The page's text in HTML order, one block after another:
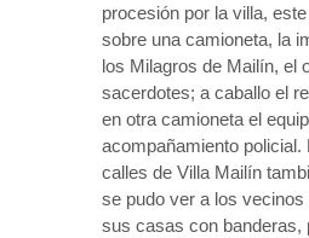
procesión por la villa,
sobre una camioneta, la
los Milagros de Mailín, el
sacerdotes; a caballo el
en otra camioneta el
acompañamiento policial.
calles de Villa Mailín
se pudo ver a los
sus casas con banderas,